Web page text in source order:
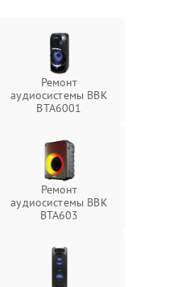
Ремонт
аудиосистемы BBK
BTA6001
Ремонт
аудиосистемы BBK
BTA603